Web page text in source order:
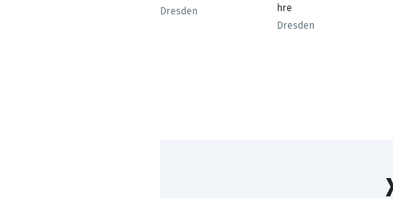
Dresden
hre
Dresden